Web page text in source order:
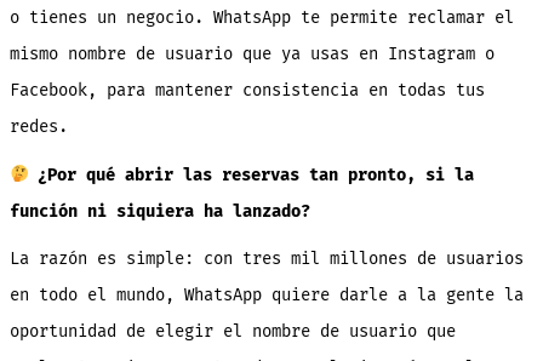
o tienes un negocio. WhatsApp te permite reclamar el
mismo nombre de usuario que ya usas en Instagram o
Facebook, para mantener consistencia en todas tus
redes.
¿Por qué abrir las reservas tan pronto, si la
función ni siquiera ha lanzado?
La razón es simple: con tres mil millones de usuarios
en todo el mundo, WhatsApp quiere darle a la gente la
oportunidad de elegir el nombre de usuario que